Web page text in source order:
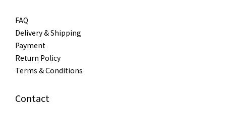
FAQ
Delivery & Shipping
Payment
Return Policy
Terms & Conditions
Contact